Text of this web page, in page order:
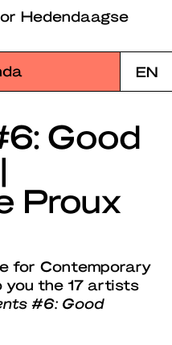
Hedendaagse
EN
Good
Proux
for Contemporary
the 17 artists
#6: Good